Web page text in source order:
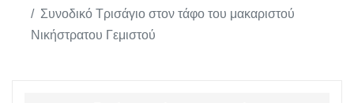
Συνοδικό Τρισάγιο στον τάφο του μακαριστού
Νικήστρατου Γεμιστού